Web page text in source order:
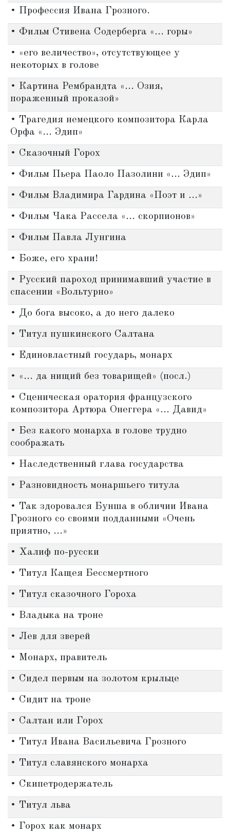
• Профессия Ивана Грозного.
• Фильм Стивена Содерберга «... горы»
• «его величество», отсутствующее у
некоторых в голове
• Картина Рембрандта «... Озия,
пораженный проказой»
• Трагедия немецкого композитора Карла
Орфа «... Эдип»
• Сказочный Горох
• Фильм Пьера Паоло Пазолини «... Эдип»
• Фильм Владимира Гардина «Поэт и ...»
• Фильм Чака Рассела «... скорпионов»
• Фильм Павла Лунгина
• Боже, его храни!
• Русский пароход принимавший участие в
спасении «Вольтурно»
• До бога высоко, а до него далеко
• Титул пушкинского Салтана
• Единовластный государь, монарх
• «... да нищий без товарищей» (посл.)
• Сценическая оратория французского
композитора Артюра Онеггера «... Давид»
• Без какого монарха в голове трудно
соображать
• Наследственный глава государства
• Разновидность монаршьего титула
• Так здоровался Бунша в обличии Ивана
Грозного со своими подданными «Очень
приятно, ...»
• Халиф по-русски
• Титул Кащея Бессмертного
• Титул сказочного Гороха
• Владыка на троне
• Лев для зверей
• Монарх, правитель
• Сидел первым на золотом крыльце
• Сидит на троне
• Салтан или Горох
• Титул Ивана Васильевича Грозного
• Титул славянского монарха
• Скипетродержатель
• Титул льва
• Горох как монарх